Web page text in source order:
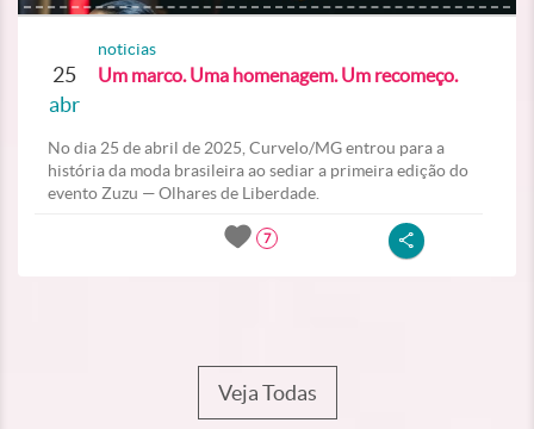
25
abr
noticias
Um marco. Uma homenagem. Um recomeço.
No dia 25 de abril de 2025, Curvelo/MG entrou para a
história da moda brasileira ao sediar a primeira edição do
evento Zuzu — Olhares de Liberdade.
7
Veja Todas